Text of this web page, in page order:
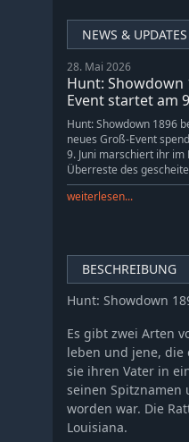
Hunt: Showdown
Hunt: Showdown
Hunt: Showdown
Hunt: Showdown
Hunt: Showdown
Hunt: Showdown
Hunt: Showdown
Hunt: Showdown
Hunt: Showdown
Hunt: Showdown
Hunt: Showdown
Hunt: Showdown
Hunt: Showdown
Hunt: Showdown
Hunt: Showdown
NEWS & UPDATES
28. Mai 2026
Hunt: Showdown
Event startet am
Hunt: Showdown 1896
neues Groß-Event
9. Juni marschiert ihr im
Überreste des
weiterlesen...
BESCHREIBUNG
Hunt: Showdown
Es gibt zwei Arten
leben und jene, die
sie ihren Vater in
seinen Spitznamen
worden war. Die
Louisiana.